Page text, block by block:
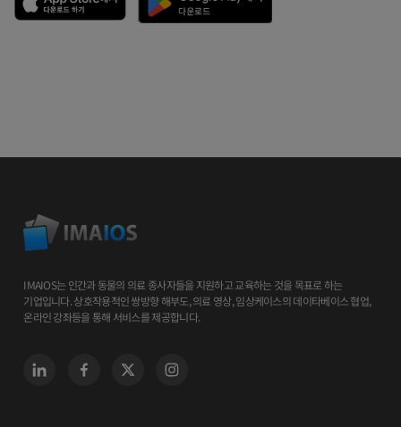
IMAIOS는 인간과 동물의 의료 종사자들을 지원하고 교육하는 것을 목표로 하는
기업입니다. 상호작용적인 쌍방향 해부도, 의료 영상, 임상케이스의 데이타베이스 협업,
온라인 강좌등을 통해 서비스를 제공합니다.